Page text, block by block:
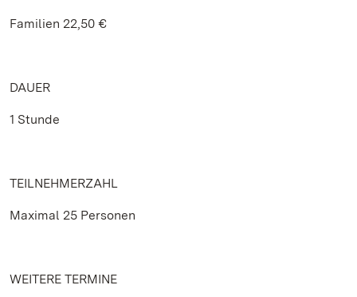
Familien 22,50 €
DAUER
1 Stunde
TEILNEHMERZAHL
Maximal 25 Personen
WEITERE TERMINE